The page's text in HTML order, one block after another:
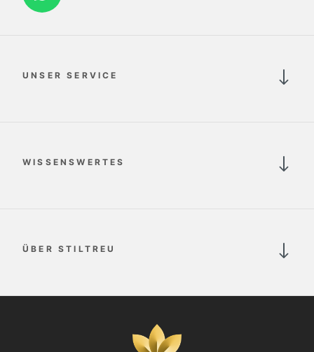
UNSER SERVICE
WISSENSWERTES
ÜBER STILTREU